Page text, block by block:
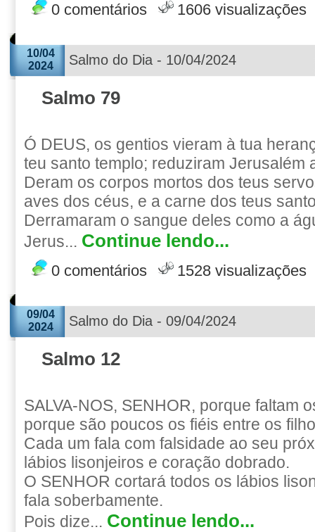
0 comentários 1606 visualizações
10/04
2024
Salmo do Dia - 10/04/2024
Salmo 79
Ó DEUS, os gentios vieram à tua
teu santo templo; reduziram Jerusalém
Deram os corpos mortos dos teus
aves dos céus, e a carne dos teus
Derramaram o sangue deles como a
Jerus... Continue lendo...
0 comentários 1528 visualizações
09/04
2024
Salmo do Dia - 09/04/2024
Salmo 12
SALVA-NOS, SENHOR, porque faltam
porque são poucos os fiéis entre os
Cada um fala com falsidade ao seu
lábios lisonjeiros e coração dobrado.
O SENHOR cortará todos os lábios
fala soberbamente.
Pois dize... Continue lendo...